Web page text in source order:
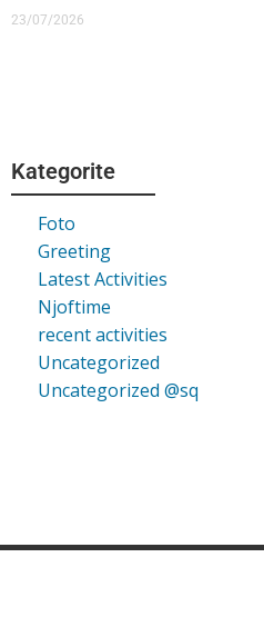
23/07/2026
Kategorite
Foto
Greeting
Latest Activities
Njoftime
recent activities
Uncategorized
Uncategorized @sq